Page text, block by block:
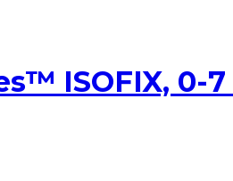
ISOFIX, 0-7